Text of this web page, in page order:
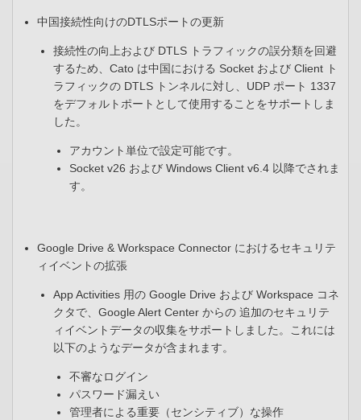
中国接続性向けのDTLSポートの更新​
接続性の向上および DTLS トラフィックの誤分類を回避
するため、Cato は中国における Socket および Client ト
ラフィックの DTLS トンネルに対し、UDP ポート 1337
をデフォルトポートとして使用することをサポートしま
した。​
アカウント単位で設定可能​です。
Socket v26 および Windows Client v6.4 以降でされま
す。
Google Drive & Workspace Connector におけるセキュリテ
ィイベントの拡張​
App Activities 用の Google Drive および Workspace コネ
クタで、Google Alert Center からの 追加のセキュリテ
ィイベントデータの収集をサポートしました。これには
以下のようなデータが含まれます。
​不審なログイン​
パスワード漏えい​
管理者による重要（センシティブ）な操作​